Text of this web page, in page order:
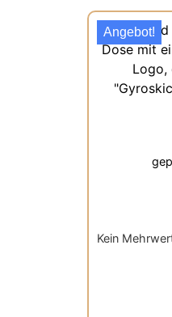
Angebot!
Kein